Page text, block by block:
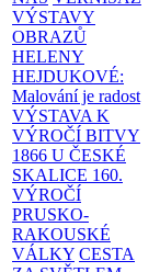
VÝSTAVY
OBRAZŮ
HELENY
HEJDUKOVÉ:
Malování je radost
VÝSTAVA K
VÝROČÍ BITVY
1866 U ČESKÉ
SKALICE 160.
VÝROČÍ
PRUSKO-
RAKOUSKÉ
VÁLKY CESTA